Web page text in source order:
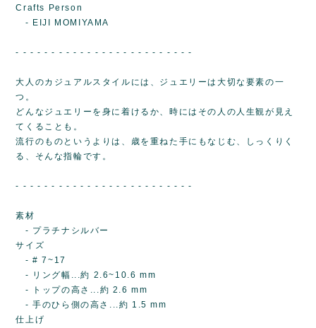
Crafts Person
- EIJI MOMIYAMA
- - - - - - - - - - - - - - - - - - - - - - - - -
大人のカジュアルスタイルには、ジュエリーは大切な要素の一
つ。
どんなジュエリーを身に着けるか、時にはその人の人生観が見え
てくることも。
流行のものというよりは、歳を重ねた手にもなじむ、しっくりく
る、そんな指輪です。
- - - - - - - - - - - - - - - - - - - - - - - - -
素材
- プラチナシルバー
サイズ
- # 7~17
- リング幅...約 2.6~10.6 mm
- トップの高さ...約 2.6 mm
- 手のひら側の高さ...約 1.5 mm
仕上げ